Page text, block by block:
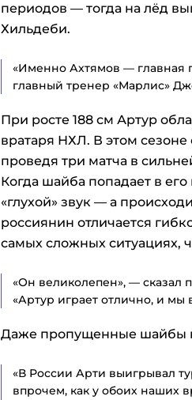
периодов — тогда на лёд
Хильдеби.
«Именно Ахтямов — главная
главный тренер «Марлис»
При росте 188 см Артур
вратаря НХЛ. В этом
проведя три матча в
Когда шайба попадает в
«глухой» звук — а
россиянин отличается
самых сложных ситуациях,
«Он великолепен», — сказал
«Артур играет отлично, и мы
Даже пропущенные шайбы
«В России Арти выигрывал
впрочем, как у обоих наших